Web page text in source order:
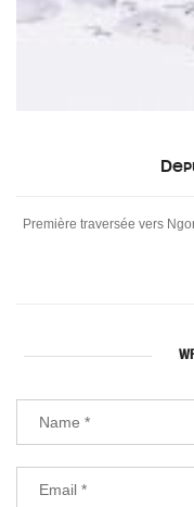
Première traversée vers